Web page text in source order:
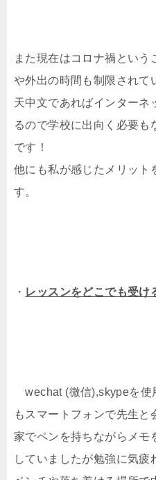
また現在はコロナ禍とい
や外出の時間も制限されて
天中文であればインターネ
るので学校に出向く必要も
です！
他にも私が感じたメリット
す。
・ レッスンをどこでも受け
wechat (微信),skypeを使
もスマートフォンで先生と
家でペンを持ちながらメモ
していましたが勉強に気